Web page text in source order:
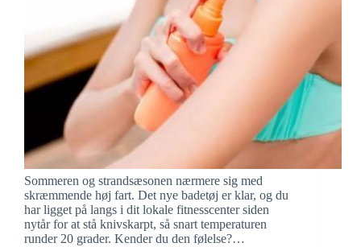
Sommeren og strandsæsonen nærmere sig med
skræmmende høj fart. Det nye badetøj er klar, og du
har ligget på langs i dit lokale fitnesscenter siden
nytår for at stå knivskarpt, så snart temperaturen
runder 20 grader. Kender du den følelse?…